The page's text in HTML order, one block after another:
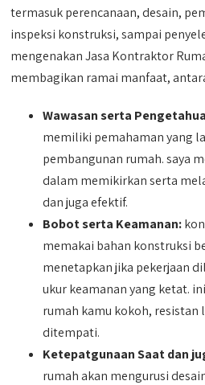
termasuk perencanaan, desain,
inspeksi konstruksi, sampai
mengenakan Jasa Kontraktor
membagikan ramai manfaat,
Wawasan serta
memiliki pemahaman yang
pembangunan rumah. saya
dalam memikirkan serta
dan juga efektif.
Bobot serta Keamanan:
memakai bahan konstruksi
menetapkan jika pekerjaan
ukur keamanan yang ketat.
rumah kamu kokoh, resistan
ditempati.
Ketepatgunaan Saat dan
rumah akan mengurusi